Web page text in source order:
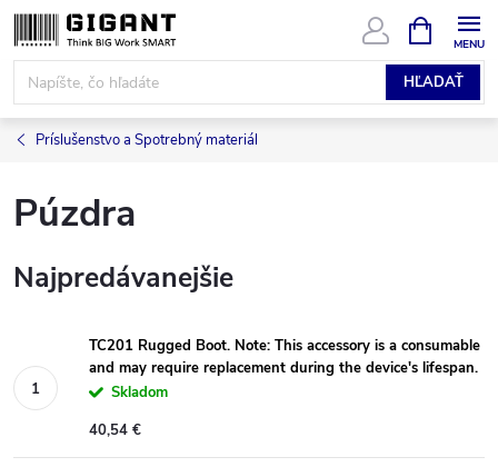
Prejsť
na
obsah
HĽADAŤ
KOŠÍK
Príslušenstvo a Spotrebný materiál
Púzdra
Najpredávanejšie
TC201 Rugged Boot. Note: This accessory is a consumable
and may require replacement during the device's lifespan.
Skladom
40,54 €